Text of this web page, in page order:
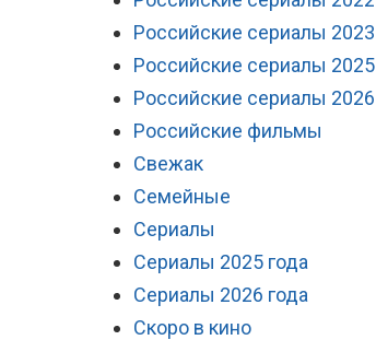
Российские сериалы 2023
Российские сериалы 2025
Российские сериалы 2026
Российские фильмы
Свежак
Семейные
Сериалы
Сериалы 2025 года
Сериалы 2026 года
Скоро в кино